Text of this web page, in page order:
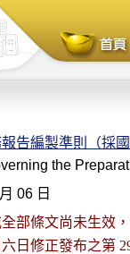
告編製準則（採
the
06 日
部條文尚未生效
日修正發布之第